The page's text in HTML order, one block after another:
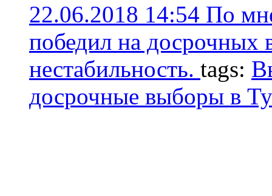
22.06.2018 14:54 По
победил на досрочных
нестабильность. tags:
досрочные выборы в